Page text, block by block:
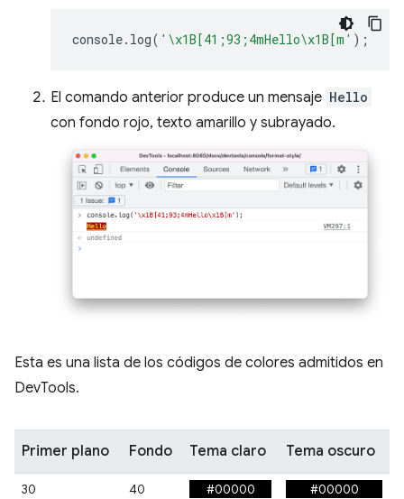
console. log( '\x1B[41;93;4mHello\x1B[m' );
El comando anterior produce un mensaje Hello
con fondo rojo, texto amarillo y subrayado.
Esta es una lista de los códigos de colores admitidos en
DevTools.
Primer plano Fondo Tema claro Tema oscuro
30 40 #00000
#00000